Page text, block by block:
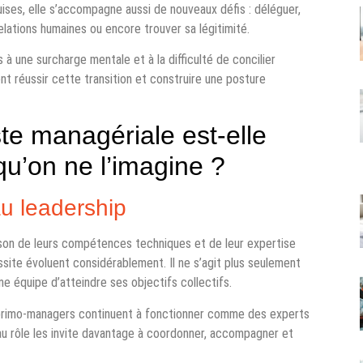
elle s’accompagne aussi de nouveaux défis : déléguer,
humaines ou encore trouver sa légitimité.
une surcharge mentale et à la difficulté de concilier
réussir cette transition et construire une posture
managériale est-elle
ne l’imagine ?
leadership
de leurs compétences techniques et de leur expertise
évoluent considérablement. Il ne s’agit plus seulement
équipe d’atteindre ses objectifs collectifs.
managers continuent à fonctionner comme des experts
rôle les invite davantage à coordonner, accompagner et